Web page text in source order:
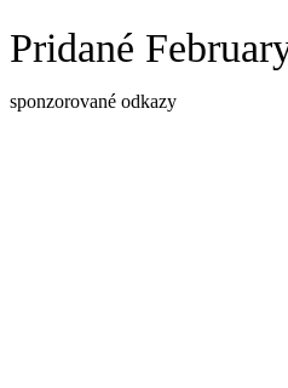
Pridané
sponzorované odkazy